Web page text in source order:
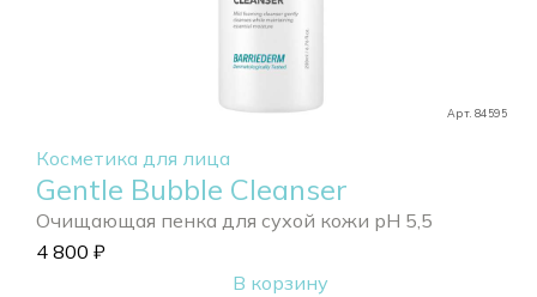
Арт. 84595
Косметика для лица
Gentle Bubble Cleanser
Очищающая пенка для сухой кожи pH 5,5
4 800 ₽
В корзину